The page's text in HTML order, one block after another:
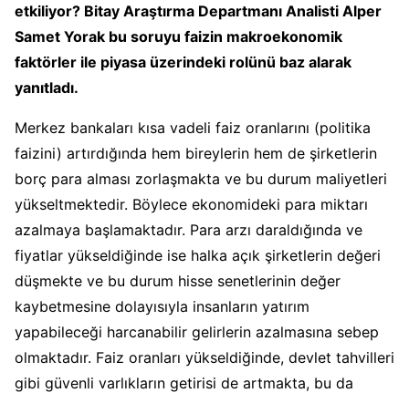
etkiliyor? Bitay Araştırma Departmanı Analisti Alper
Samet Yorak bu soruyu faizin makroekonomik
faktörler ile piyasa üzerindeki rolünü baz alarak
yanıtladı.
Merkez bankaları kısa vadeli faiz oranlarını (politika
faizini) artırdığında hem bireylerin hem de şirketlerin
borç para alması zorlaşmakta ve bu durum maliyetleri
yükseltmektedir. Böylece ekonomideki para miktarı
azalmaya başlamaktadır. Para arzı daraldığında ve
fiyatlar yükseldiğinde ise halka açık şirketlerin değeri
düşmekte ve bu durum hisse senetlerinin değer
kaybetmesine dolayısıyla insanların yatırım
yapabileceği harcanabilir gelirlerin azalmasına sebep
olmaktadır. Faiz oranları yükseldiğinde, devlet tahvilleri
gibi güvenli varlıkların getirisi de artmakta, bu da